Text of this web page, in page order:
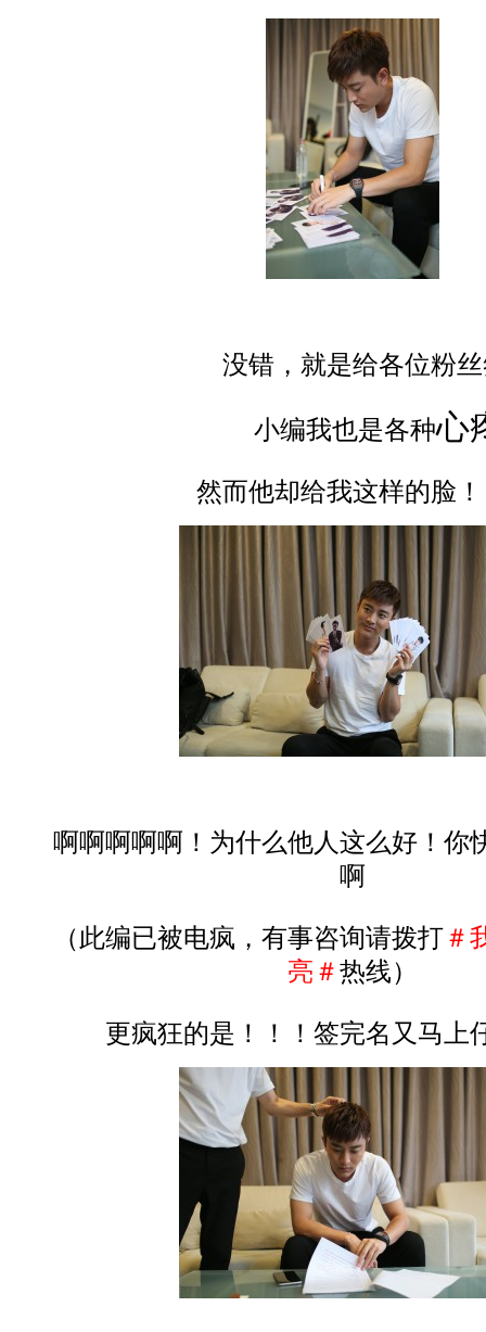
没错，就是给各位粉丝
小编我也是各种心
然而他却给我这样的脸！
啊啊啊啊啊！为什么他人这么好！你
啊
（此编已被电疯，有事咨询请拨打＃
亮＃热线）
更疯狂的是！！！签完名又马上